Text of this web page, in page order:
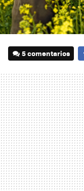
5 comentarios